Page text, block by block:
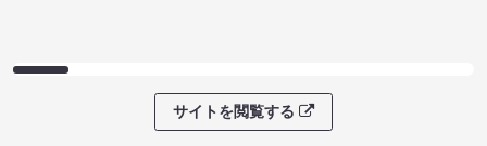
サイトを閲覧する